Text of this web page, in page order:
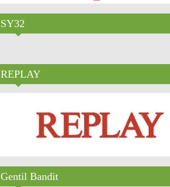
SY32
REPLAY
Gentil Bandit